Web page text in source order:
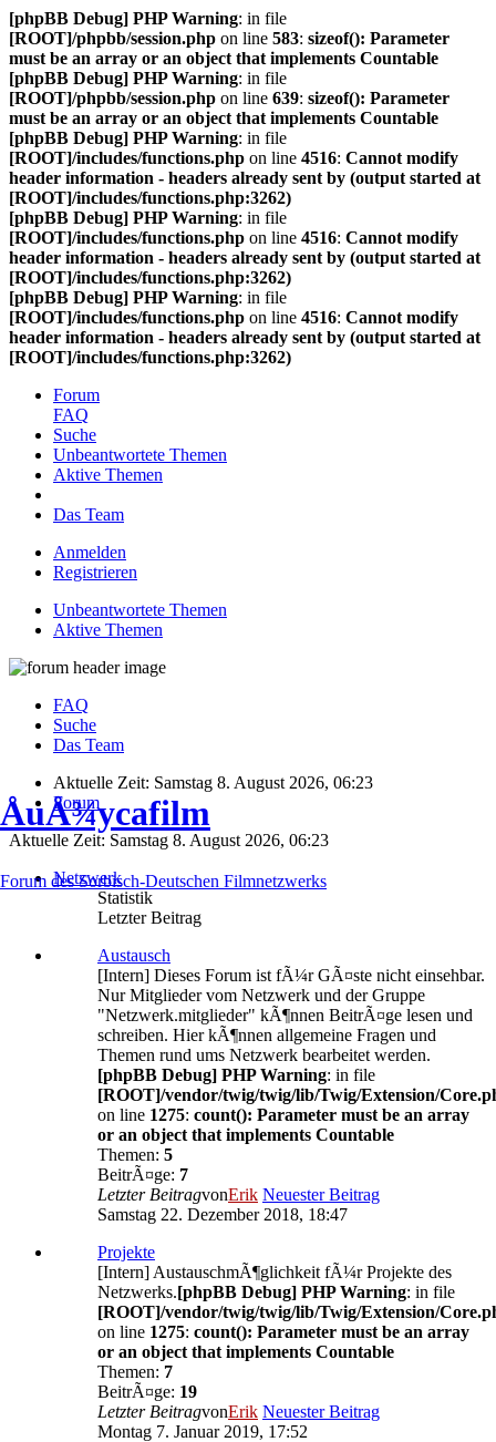
[phpBB Debug] PHP Warning: in file
[ROOT]/phpbb/session.php on line 583: sizeof(): Parameter
must be an array or an object that implements Countable
[phpBB Debug] PHP Warning: in file
[ROOT]/phpbb/session.php on line 639: sizeof(): Parameter
must be an array or an object that implements Countable
[phpBB Debug] PHP Warning: in file
[ROOT]/includes/functions.php on line 4516: Cannot modify
header information - headers already sent by (output started at
[ROOT]/includes/functions.php:3262)
[phpBB Debug] PHP Warning: in file
[ROOT]/includes/functions.php on line 4516: Cannot modify
header information - headers already sent by (output started at
[ROOT]/includes/functions.php:3262)
[phpBB Debug] PHP Warning: in file
[ROOT]/includes/functions.php on line 4516: Cannot modify
header information - headers already sent by (output started at
[ROOT]/includes/functions.php:3262)
Forum
FAQ
Suche
Unbeantwortete Themen
Aktive Themen
Das Team
Anmelden
Registrieren
Unbeantwortete Themen
Aktive Themen
ÅuÅ¾ycafilm
Forum des Sorbisch-Deutschen Filmnetzwerks
FAQ
Suche
Das Team
Aktuelle Zeit: Samstag 8. August 2026, 06:23
Forum
Aktuelle Zeit: Samstag 8. August 2026, 06:23
Netzwerk
Statistik
Letzter Beitrag
Austausch
[Intern] Dieses Forum ist fÃ¼r GÃ¤ste nicht einsehbar.
Nur Mitglieder vom Netzwerk und der Gruppe
"Netzwerk.mitglieder" kÃ¶nnen BeitrÃ¤ge lesen und
schreiben. Hier kÃ¶nnen allgemeine Fragen und
Themen rund ums Netzwerk bearbeitet werden.
[phpBB Debug] PHP Warning: in file
[ROOT]/vendor/twig/twig/lib/Twig/Extension/
on line 1275: count(): Parameter must be an array
or an object that implements Countable
Themen: 5
BeitrÃ¤ge: 7
Letzter BeitragvonErik Neuester Beitrag
Samstag 22. Dezember 2018, 18:47
Projekte
[Intern] AustauschmÃ¶glichkeit fÃ¼r Projekte des
Netzwerks.[phpBB Debug] PHP Warning: in file
[ROOT]/vendor/twig/twig/lib/Twig/Extension/
on line 1275: count(): Parameter must be an array
or an object that implements Countable
Themen: 7
BeitrÃ¤ge: 19
Letzter BeitragvonErik Neuester Beitrag
Montag 7. Januar 2019, 17:52